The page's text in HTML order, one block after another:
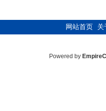
网站首页 关
Powered by